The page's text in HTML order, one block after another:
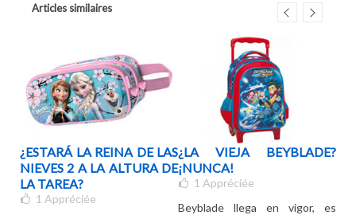
Articles similaires
¿ESTARÁ LA REINA DE LAS
NIEVES 2 A LA ALTURA DE
LA TAREA?
1 Appréciée
¿LA VIEJA BEYBLADE?
¡NUNCA!
1 Appréciée
Beyblade llega en vigor, es